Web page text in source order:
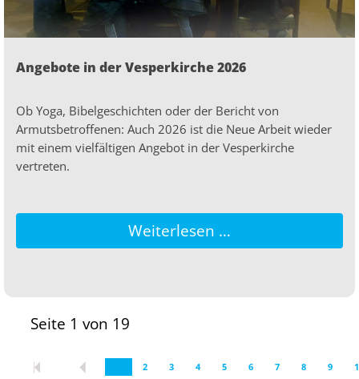
Angebote in der Vesperkirche 2026
Ob Yoga, Bibelgeschichten oder der Bericht von
Armutsbetroffenen: Auch 2026 ist die Neue Arbeit wieder
mit einem vielfältigen Angebot in der Vesperkirche
vertreten.
Weiterlesen …
Seite 1 von 19
2 3 4 5 6 7 8 9